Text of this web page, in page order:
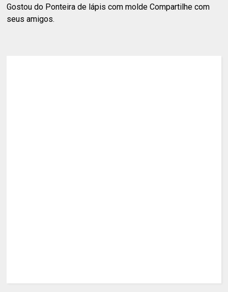
Gostou do Ponteira de lápis com molde Compartilhe com
seus amigos.